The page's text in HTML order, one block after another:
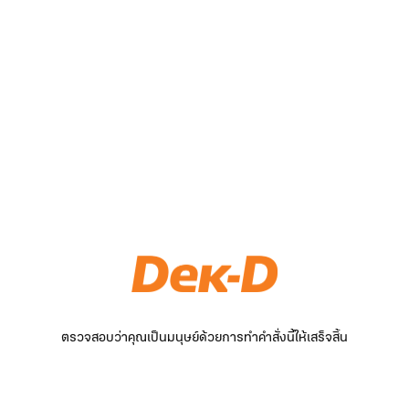
ตรวจสอบว่าคุณเป็นมนุษย์ด้วยการทำคำสั่งนี้ให้เสร็จสิ้น